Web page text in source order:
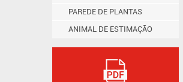
PAREDE DE PLANTAS
ANIMAL DE ESTIMAÇÃO